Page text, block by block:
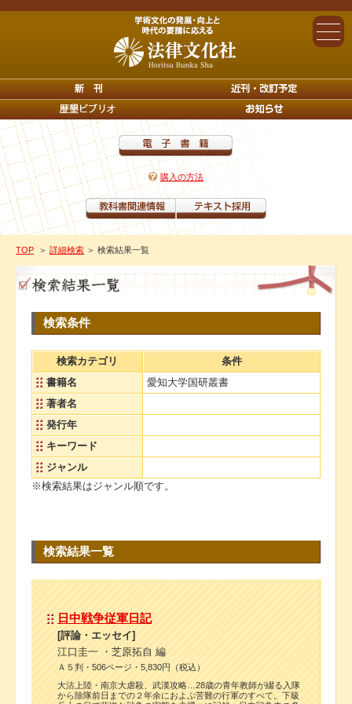
購入の方法
TOP ＞ 詳細検索 ＞ 検索結果一覧
検索条件
検索カテゴリ
条件
書籍名
愛知大学国研叢書
著者名
発行年
キーワード
ジャンル
※検索結果はジャンル順です。
検索結果一覧
日中戦争従軍日記
[評論・エッセイ]
江口圭一 ・芝原拓自 編
Ａ５判・506ページ・5,830円（税込）
大沽上陸・南京大虐殺、武漢攻略…28歳の青年教師が綴る入隊
から除隊前日までの２年余におよぶ苦難の行軍のすべて。下級